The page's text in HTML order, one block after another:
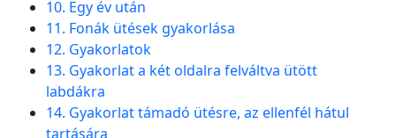
10. Egy év után
11. Fonák ütések gyakorlása
12. Gyakorlatok
13. Gyakorlat a két oldalra felváltva ütött
labdákra
14. Gyakorlat támadó ütésre, az ellenfél hátul
tartására